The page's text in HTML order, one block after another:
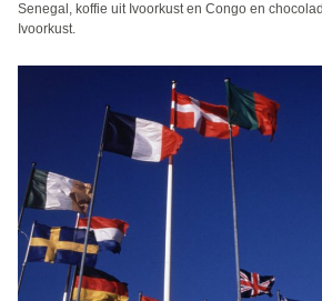
Senegal, koffie uit Ivoorkust en Congo en
Ivoorkust.